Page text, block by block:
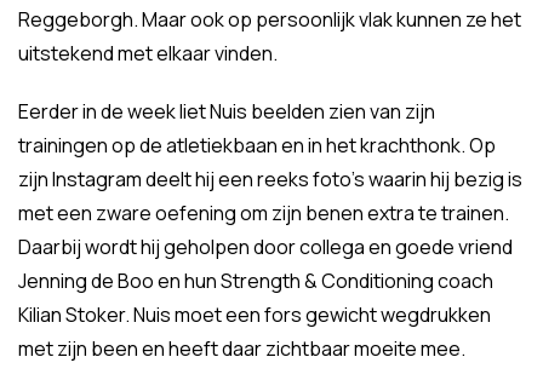
Reggeborgh. Maar ook op persoonlijk vlak kunnen ze het
uitstekend met elkaar vinden.
Eerder in de week liet Nuis beelden zien van zijn
trainingen op de atletiekbaan en in het krachthonk. Op
zijn Instagram deelt hij een reeks foto's waarin hij bezig is
met een zware oefening om zijn benen extra te trainen.
Daarbij wordt hij geholpen door collega en goede vriend
Jenning de Boo en hun Strength & Conditioning coach
Kilian Stoker. Nuis moet een fors gewicht wegdrukken
met zijn been en heeft daar zichtbaar moeite mee.